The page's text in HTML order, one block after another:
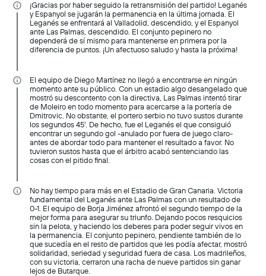
¡Gracias por haber seguido la retransmisión del partido! Leganés
y Espanyol se jugarán la permanencia en la última jornada. El
Leganés se enfrentará al Valladolid, descendido, y el Espanyol
ante Las Palmas, descendido. El conjunto pepinero no
dependerá de sí mismo para mantenerse en primera por la
diferencia de puntos. ¡Un afectuoso saludo y hasta la próxima!
El equipo de Diego Martínez no llegó a encontrarse en ningún
momento ante su público. Con un estadio algo desangelado que
mostró su descontento con la directiva, Las Palmas intentó tirar
de Moleiro en todo momento para acercarse a la portería de
Dmitrovic. No obstante, el portero serbio no tuvo sustos durante
los segundos 45'. De hecho, fue el Leganés el que consiguió
encontrar un segundo gol -anulado por fuera de juego claro-
antes de abordar todo para mantener el resultado a favor. No
tuvieron sustos hasta que el árbitro acabó sentenciando las
cosas con el pitido final.
No hay tiempo para más en el Estadio de Gran Canaria. Victoria
fundamental del Leganés ante Las Palmas con un resultado de
0-1. El equipo de Borja Jiménez afrontó el segundo tiempo de la
mejor forma para asegurar su triunfo. Dejando pocos resquicios
sin la pelota, y haciendo los deberes para poder seguir vivos en
la permanencia. El conjunto pepinero, pendiente también de lo
que sucedía en el resto de partidos que les podía afectar, mostró
solidaridad, seriedad y seguridad fuera de casa. Los madrileños,
con su victoria, cerraron una racha de nueve partidos sin ganar
lejos de Butarque.